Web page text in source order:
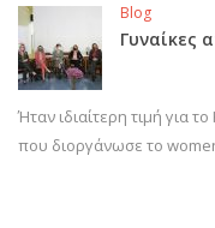
Blog
Γυναίκες
Ήταν ιδιαίτερη τιμή για
που διοργάνωσε το